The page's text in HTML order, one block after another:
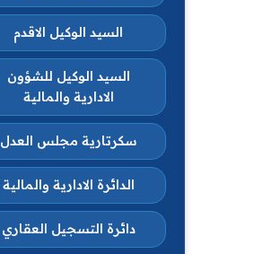
السيد الوكيل الاقدم
السيد الوكيل للشؤون
الادارية والمالية
سكرتارية مجلس العدل
الدائرة الادارية والمالية
دائرة التسجيل العقاري